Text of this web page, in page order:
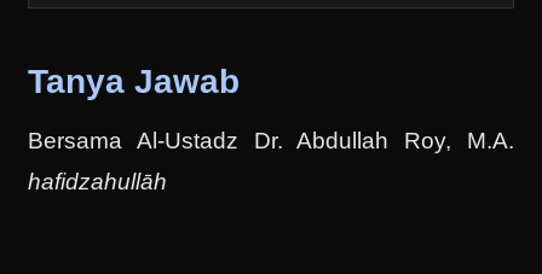
Tanya Jawab
Bersama Al-Ustadz Dr. Abdullah Roy, M.A.
hafidzahullāh